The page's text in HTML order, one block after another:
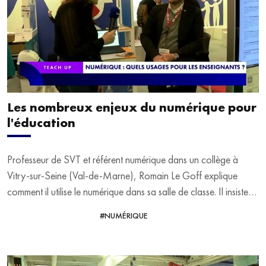
Les nombreux enjeux du numérique pour
l'éducation
Professeur de SVT et référent numérique dans un collège à
Vitry-sur-Seine (Val-de-Marne), Romain Le Goff explique
comment il utilise le numérique dans sa salle de classe. Il insiste
questions d'Alix Nguyen au Salon Educatech Expo à Paris
#NUMÉRIQUE